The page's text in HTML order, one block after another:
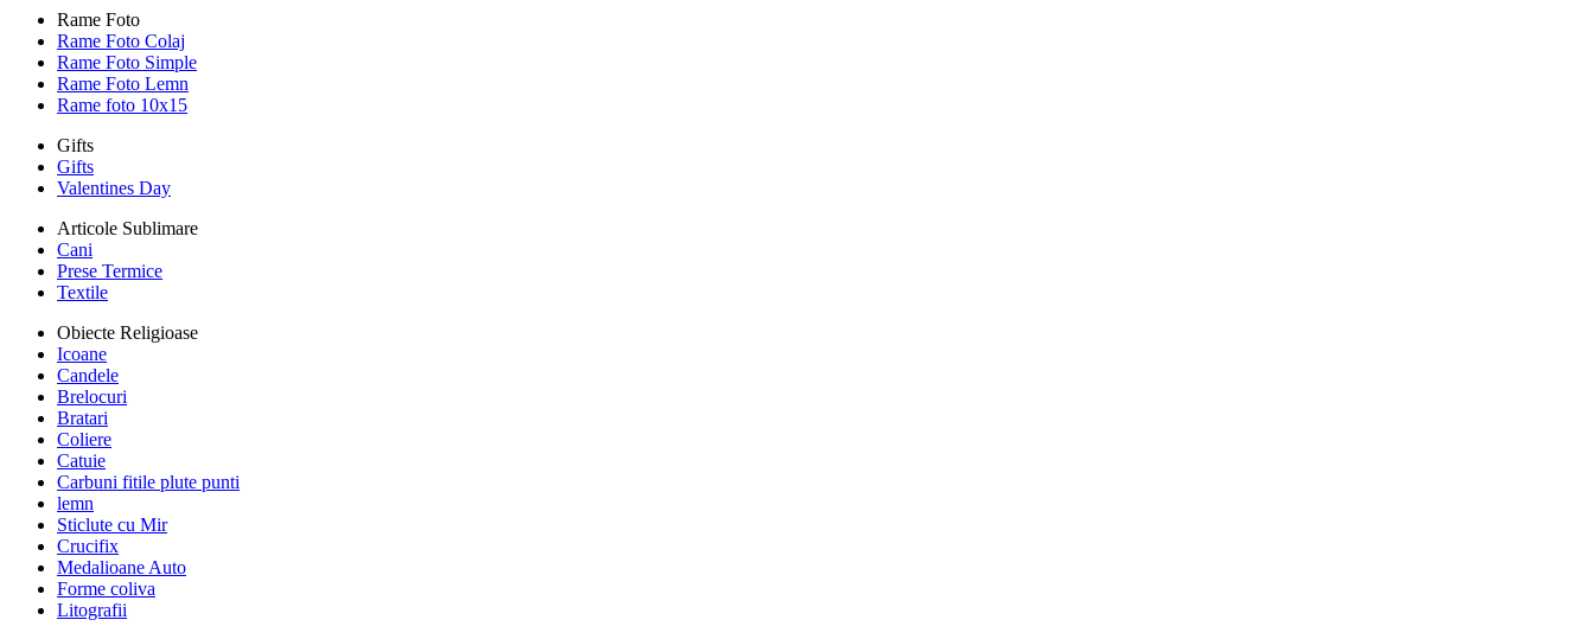
Rame Foto
Rame Foto Colaj
Rame Foto Simple
Rame Foto Lemn
Rame foto 10x15
Gifts
Gifts
Valentines Day
Articole Sublimare
Cani
Prese Termice
Textile
Obiecte Religioase
Icoane
Candele
Brelocuri
Bratari
Coliere
Catuie
Carbuni fitile plute punti
lemn
Sticlute cu Mir
Crucifix
Medalioane Auto
Forme coliva
Litografii